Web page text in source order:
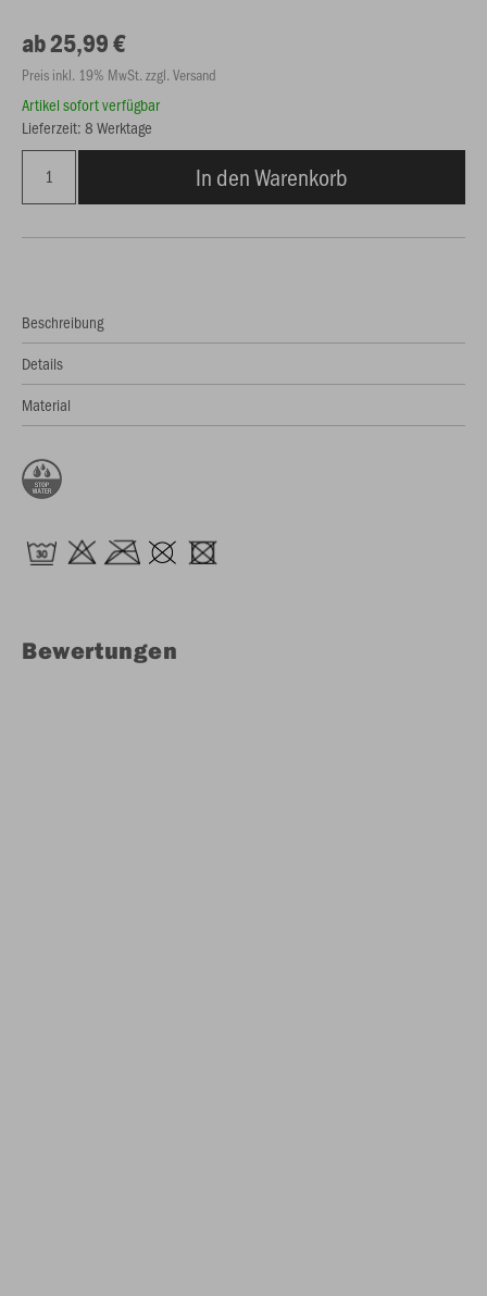
ab 25,99 €
Preis inkl. 19% MwSt. zzgl. Versand
Artikel sofort verfügbar
Lieferzeit: 8 Werktage
In den Warenkorb
Beschreibung
Details
Material
Bewertungen